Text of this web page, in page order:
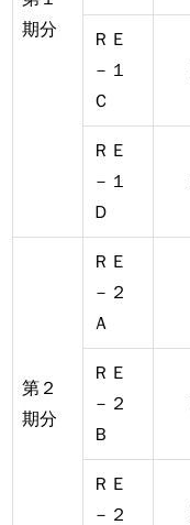
期分
ＲＥ
－１
Ｃ
ＲＥ
－１
Ｄ
第２
期分
ＲＥ
－２
Ａ
ＲＥ
－２
Ｂ
ＲＥ
－２